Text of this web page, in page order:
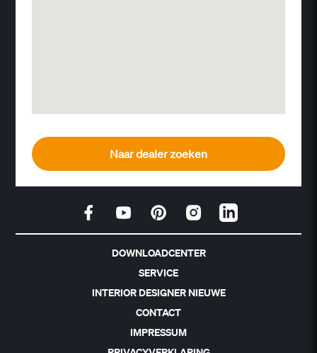
Naar dealer zoeken
DOWNLOADCENTER
SERVICE
INTERIOR DESIGNER NIEUWE
CONTACT
IMPRESSUM